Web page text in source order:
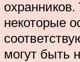
некоторые
могут быть